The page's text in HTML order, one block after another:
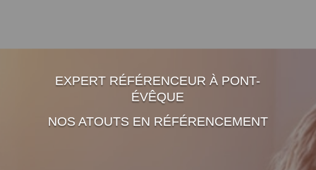
EXPERT RÉFÉRENCEUR À PONT-
ÉVÊQUE
NOS ATOUTS EN RÉFÉRENCEMENT